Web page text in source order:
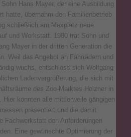
Hans Mayer, der eine Ausbildung
hatte, übernahm den Familienbetrieb
schließlich am Maxplatz neue
und Werkstatt. 1980 trat Sohn und
Mayer in der dritten Generation die
Weil das Angebot an Fahrrädern und
wuchs, entschloss sich Wolfgang
Ladenvergrößerung, die sich mit
des Zoo-Marktes Holzner in
Hier konnten alle mittlerweile gängigen
präsentiert und die damit
Fachwerkstatt den Anforderungen
Eine gewünschte Optimierung der